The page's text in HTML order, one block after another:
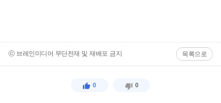
ⓒ 브레인미디어 무단전재 및 재배포 금지 목록으로
0 0